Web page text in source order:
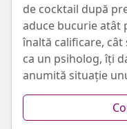
de cocktail după
aduce bucurie atât
înaltă calificare,
ca un psiholog, îți
anumită situație